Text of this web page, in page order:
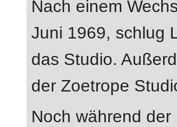
Nach einem
Juni 1969, schlug
das Studio.
der Zoetrope
Noch während